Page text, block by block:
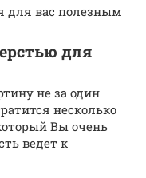
для вас полезным
для
не за один
несколько
Вы очень
ведет к